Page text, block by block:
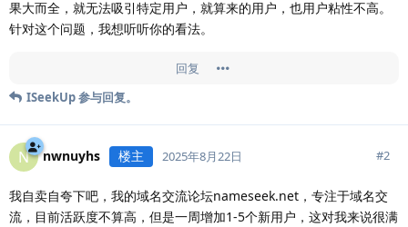
果大而全，就无法吸引特定用户，就算来的用户，也用户粘性不高。
针对这个问题，我想听听你的看法。
回复
ISeekUp参与回复。
N nwnuyhs 楼主 2025年8月22日 #2
我自卖自夸下吧，我的域名交流论坛nameseek.net，专注于域名交
流，目前活跃度不算高，但是一周增加1-5个新用户，这对我来说很满